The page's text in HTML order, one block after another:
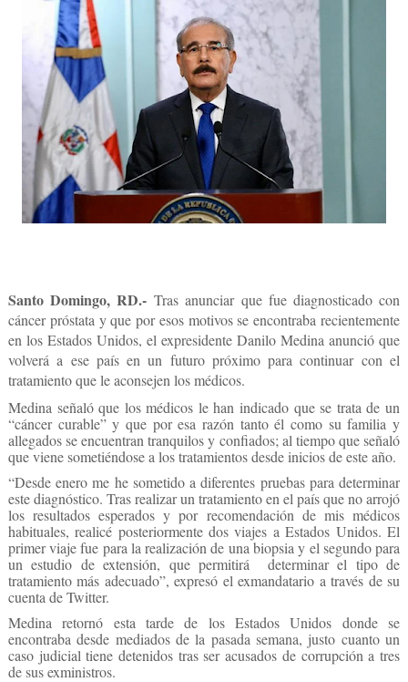
Santo Domingo, RD.-Tras anunciar que fue diagnosticado con
cáncer próstata y que por esos motivos se encontraba recientemente
en los Estados Unidos, el expresidente Danilo Medina anunció que
volverá a ese país en un futuro próximo para continuar con el
tratamiento que le aconsejen los médicos.
Medina señaló que los médicos le han indicado que se trata de un
“cáncer curable” y que por esa razón tanto él como su familia y
allegados se encuentran tranquilos y confiados; al tiempo que señaló
que viene sometiéndose a los tratamientos desde inicios de este año.
“Desde enero me he sometido a diferentes pruebas para determinar
este diagnóstico. Tras realizar un tratamiento en el país que no arrojó
los resultados esperados y por recomendación de mis médicos
habituales, realicé posteriormente dos viajes a Estados Unidos. El
primer viaje fue para la realización de una biopsia y el segundo para
un estudio de extensión, que permitirá determinar el tipo de
tratamiento más adecuado”, expresó el exmandatario a través de su
cuenta de Twitter.
Medina retornó esta tarde de los Estados Unidos donde se
encontraba desde mediados de la pasada semana, justo cuanto un
caso judicial tiene detenidos tras ser acusados de corrupción a tres
de sus exministros.